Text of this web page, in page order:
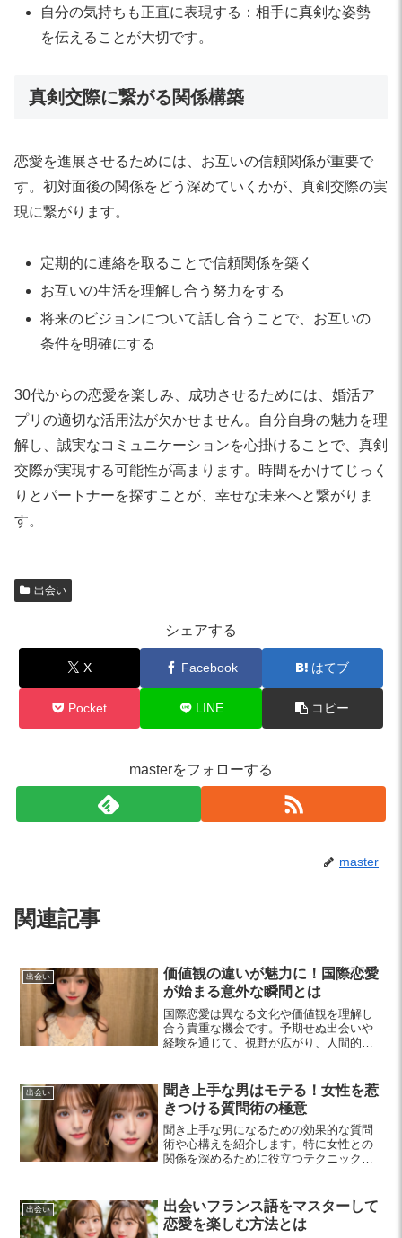
自分の気持ちも正直に表現する：相手に真剣な姿勢
を伝えることが大切です。
真剣交際に繋がる関係構築
恋愛を進展させるためには、お互いの信頼関係が重要で
す。初対面後の関係をどう深めていくかが、真剣交際の実
現に繋がります。
定期的に連絡を取ることで信頼関係を築く
お互いの生活を理解し合う努力をする
将来のビジョンについて話し合うことで、お互いの
条件を明確にする
30代からの恋愛を楽しみ、成功させるためには、婚活ア
プリの適切な活用法が欠かせません。自分自身の魅力を理
解し、誠実なコミュニケーションを心掛けることで、真剣
交際が実現する可能性が高まります。時間をかけてじっく
りとパートナーを探すことが、幸せな未来へと繋がりま
す。
出会い
シェアする
X Facebook はてブ
Pocket LINE コピー
masterをフォローする
master
関連記事
出会い
価値観の違いが魅力に！国際恋愛
が始まる意外な瞬間とは
国際恋愛は異なる文化や価値観を理解し
合う貴重な機会です。予期せぬ出会いや
経験を通じて、視野が広がり、人間的成
出会い
聞き上手な男はモテる！女性を惹
きつける質問術の極意
聞き上手な男になるための効果的な質問
術や心構えを紹介します。特に女性との
関係を深めるために役立つテクニックを
出会い
出会いフランス語をマスターして
恋愛を楽しむ方法とは